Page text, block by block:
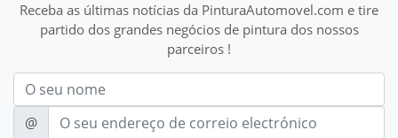
Receba as últimas notícias da PinturaAutomovel.com e tire
partido dos grandes negócios de pintura dos nossos
parceiros !
Nom
E-mail
@